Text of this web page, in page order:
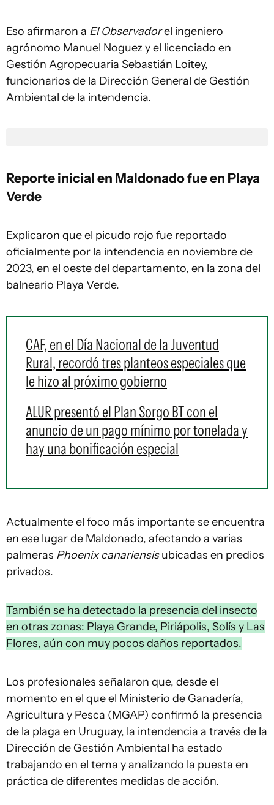
Eso afirmaron a El Observadorel ingeniero
agrónomo Manuel Noguez y el licenciado en
Gestión Agropecuaria Sebastián Loitey,
funcionarios de la Dirección General de Gestión
Ambiental de la intendencia.
Reporte inicial en Maldonado fue en Playa
Verde
Explicaron que el picudo rojo fue reportado
oficialmente por la intendencia en noviembre de
2023, en el oeste del departamento, en la zona del
balneario Playa Verde.
CAF, en el Día Nacional de la Juventud
Rural, recordó tres planteos especiales que
le hizo al próximo gobierno
ALUR presentó el Plan Sorgo BT con el
anuncio de un pago mínimo por tonelada y
hay una bonificación especial
Actualmente el foco más importante se encuentra
en ese lugar de Maldonado, afectando a varias
palmeras Phoenix canariensisubicadas en predios
privados.
También se ha detectado la presencia del insecto
en otras zonas: Playa Grande, Piriápolis, Solís y Las
Flores, aún con muy pocos daños reportados.
Los profesionales señalaron que, desde el
momento en el que el Ministerio de Ganadería,
Agricultura y Pesca (MGAP) confirmó la presencia
de la plaga en Uruguay, la intendencia a través de la
Dirección de Gestión Ambiental ha estado
trabajando en el tema y analizando la puesta en
práctica de diferentes medidas de acción.